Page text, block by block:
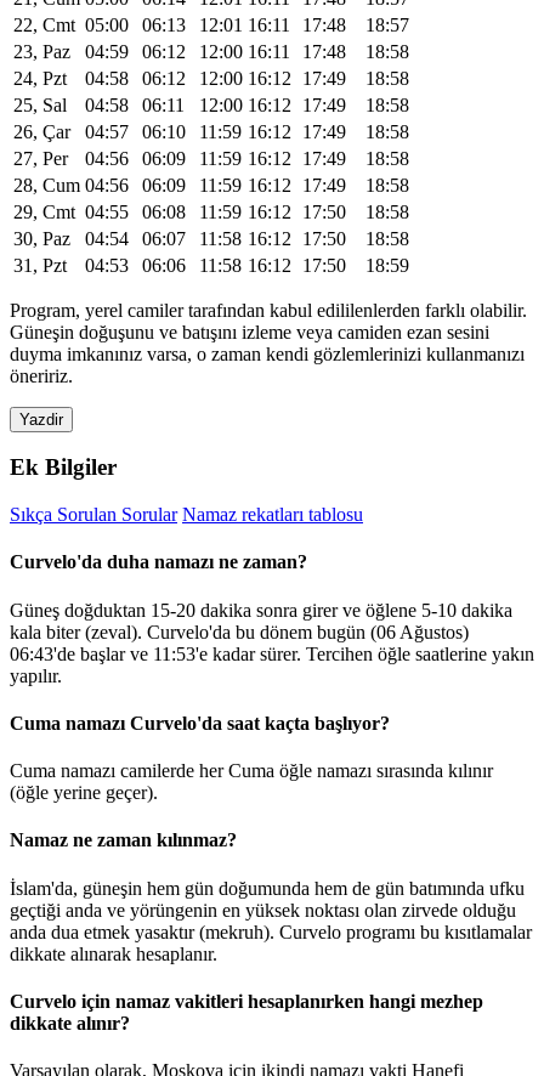
22, Cmt 05:00 06:13 12:01 16:11 17:48
18:57
23, Paz
04:59 06:12 12:00 16:11 17:48
18:58
24, Pzt
04:58 06:12 12:00 16:12 17:49
18:58
25, Sal
04:58 06:11 12:00 16:12 17:49
18:58
26, Çar
04:57 06:10 11:59 16:12 17:49
18:58
27, Per
04:56 06:09 11:59 16:12 17:49
18:58
28, Cum 04:56 06:09 11:59 16:12 17:49
18:58
29, Cmt 04:55 06:08 11:59 16:12 17:50
18:58
30, Paz
04:54 06:07 11:58 16:12 17:50
18:58
31, Pzt
04:53 06:06 11:58 16:12 17:50 18:59
Program, yerel camiler tarafından kabul edililenlerden farklı olabilir.
Güneşin doğuşunu ve batışını izleme veya camiden ezan sesini
duyma imkanınız varsa, o zaman kendi gözlemlerinizi kullanmanızı
öneririz.
Yazdir
Ek Bilgiler
Sıkça Sorulan Sorular Namaz rekatları tablosu
Curvelo'da duha namazı ne zaman?
Güneş doğduktan 15-20 dakika sonra girer ve öğlene 5-10 dakika
kala biter (zeval). Curvelo'da bu dönem bugün (06 Ağustos)
06:43'de başlar ve 11:53'e kadar sürer. Tercihen öğle saatlerine yakın
yapılır.
Cuma namazı Curvelo'da saat kaçta başlıyor?
Cuma namazı camilerde her Cuma öğle namazı sırasında kılınır
(öğle yerine geçer).
Namaz ne zaman kılınmaz?
İslam'da, güneşin hem gün doğumunda hem de gün batımında ufku
geçtiği anda ve yörüngenin en yüksek noktası olan zirvede olduğu
anda dua etmek yasaktır (mekruh). Curvelo programı bu kısıtlamalar
dikkate alınarak hesaplanır.
Curvelo için namaz vakitleri hesaplanırken hangi mezhep
dikkate alınır?
Varsayılan olarak, Moskova için ikindi namazı vakti Hanefi